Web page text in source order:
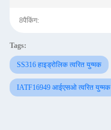
8पैकिंग:
Tags:
SS316 हाइड्रोलिक त्वरित युग्मक
IATF16949 आईएसओ त्वरित युग्मक